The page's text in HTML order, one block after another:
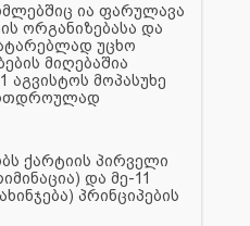
ია ფარულავა
ორგანიზებასა და
უცხო
მიღებაშია
აგვისტოს მოპასუხე
ქარტიის პირველი
და მე-11
პრინციპების